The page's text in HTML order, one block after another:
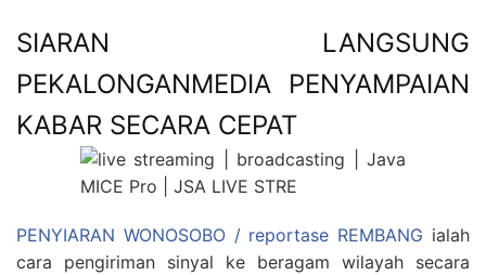
SIARAN LANGSUNG
PEKALONGANMEDIA PENYAMPAIAN
KABAR SECARA CEPAT
PENYIARAN WONOSOBO / reportase REMBANG ialah
cara pengiriman sinyal ke beragam wilayah secara